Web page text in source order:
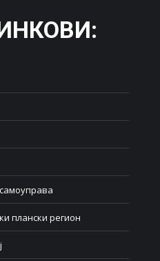
:
плански регион